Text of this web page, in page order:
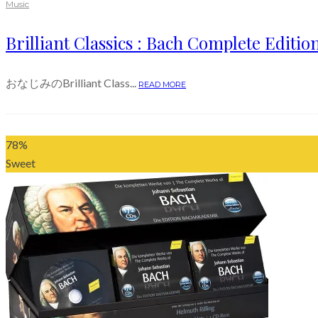
Music
Brilliant Classics : Bach Complete
おなじみのBrilliant Class... READ MORE
78%
Sweet